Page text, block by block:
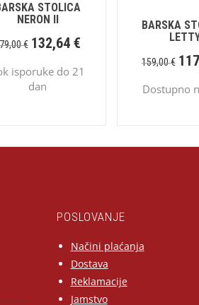
STOLICA
NERON II
€ 132,64€
isporuke do 21
dan
BARSKA
159,00€
Dostupno
POSLOVANJE
Načini plaćanja
Dostava
Reklamacije
Jamstvo